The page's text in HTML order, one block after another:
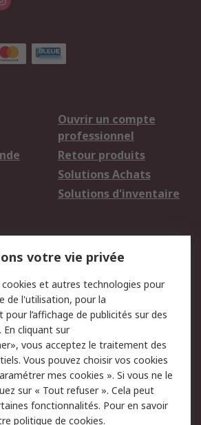
Ouvrir un compte
professionnel
Retour produits
Solutions Achats
Solutions d'inventaire
à
Sécurité des E-mails
Politique anti-
corruption
votre vie privée
et autres technologies pour
de l'utilisation, pour la
l’affichage de publicités sur des
cliquant sur
vous acceptez le traitement des
Vous pouvez choisir vos cookies
mes cookies ». Si vous ne le
sur « Tout refuser ». Cela peut
fonctionnalités. Pour en savoir
politique de cookies.